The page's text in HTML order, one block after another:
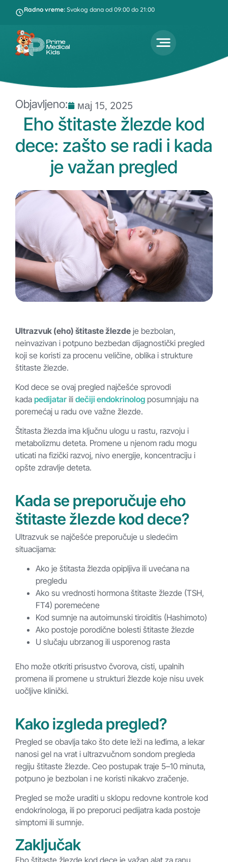
Radno vreme: Svakog dana od 09:00 do 21:00
Objavljeno: мај 15, 2025
Eho štitaste žlezde kod
dece: zašto se radi i kada
je važan pregled
Ultrazvuk (eho) štitaste žlezde je bezbolan,
neinvazivan i potpuno bezbedan dijagnostički pregled
koji se koristi za procenu veličine, oblika i strukture
štitaste žlezde.
Kod dece se ovaj pregled najčešće sprovodi
kada pedijatar ili dečiji endokrinolog posumnjaju na
poremećaj u radu ove važne žlezde.
Štitasta žlezda ima ključnu ulogu u rastu, razvoju i
metabolizmu deteta. Promene u njenom radu mogu
uticati na fizički razvoj, nivo energije, koncentraciju i
opšte zdravlje deteta.
Kada se preporučuje eho
štitaste žlezde kod dece?
Ultrazvuk se najčešće preporučuje u sledećim
situacijama:
Ako je štitasta žlezda opipljiva ili uvećana na
pregledu
Ako su vrednosti hormona štitaste žlezde (TSH,
FT4) poremećene
Kod sumnje na autoimunski tiroiditis (Hashimoto)
Ako postoje porodične bolesti štitaste žlezde
U slučaju ubrzanog ili usporenog rasta
Eho može otkriti prisustvo čvorova, cisti, upalnih
promena ili promene u strukturi žlezde koje nisu uvek
uočljive klinički.
Kako izgleda pregled?
Pregled se obavlja tako što dete leži na leđima, a lekar
nanosi gel na vrat i ultrazvučnom sondom pregleda
regiju štitaste žlezde. Ceo postupak traje 5–10 minuta,
potpuno je bezbolan i ne koristi nikakvo zračenje.
Pregled se može uraditi u sklopu redovne kontrole kod
endokrinologa, ili po preporuci pedijatra kada postoje
simptomi ili sumnje.
Zaključak